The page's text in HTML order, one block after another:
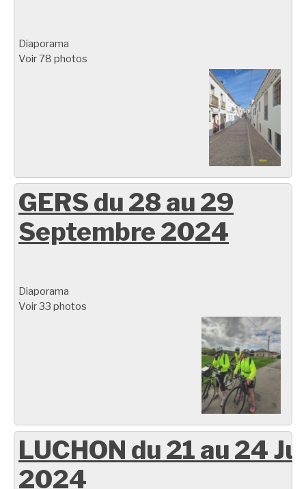
Diaporama
Voir 78 photos
GERS du 28 au 29
Septembre 2024
Diaporama
Voir 33 photos
LUCHON du 21 au 24
2024